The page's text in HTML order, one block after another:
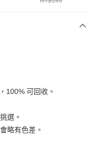
。
的連結，可透過四大超商／
交易完成。
若您需要取消訂單，請聯絡
為有效，需透過AFTEE先享
帳頁面顯示為準，若有關於
，請聯繫「AFTEE先享後付
100% 可回收。
選。
略有色差。